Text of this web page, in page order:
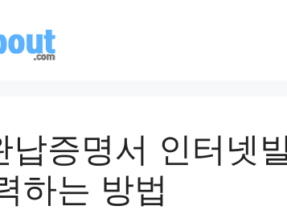
납증명서 인터넷
하는 방법